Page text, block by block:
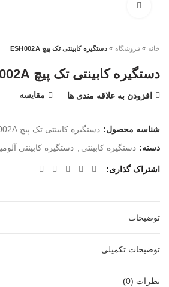
خانه »فروشگاه »دستگیره کابینتی تک پیچ ESH002A
دستگیره کابینتی تک پیچ ESH002A
افزودن به علاقه مندی ها مقایسه
شناسه محصول: دستگیره کابینتی تک پیچ ESH002A
دسته: دستگیره کابینتی , دستگیره کابینتی
اشتراک گذاری
توضیحات
توضیحات تکمیلی
نظرات (0)